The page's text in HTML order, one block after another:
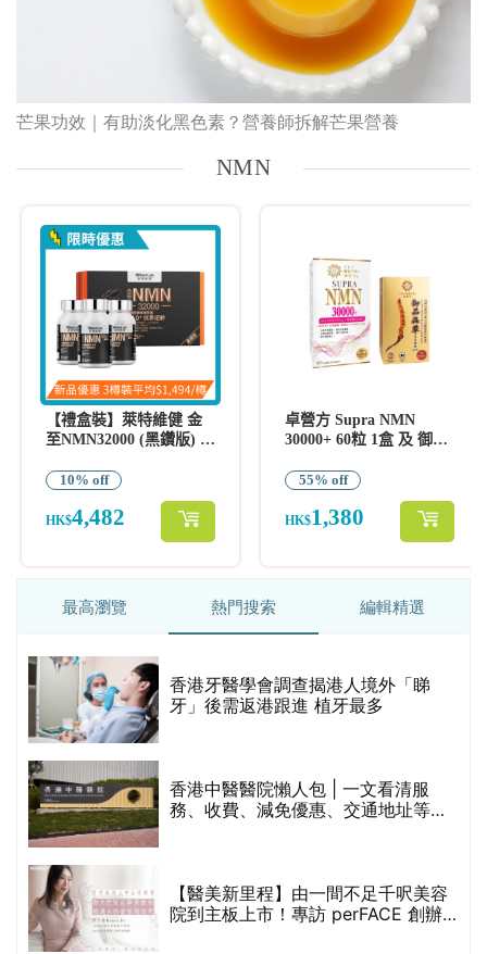
芒果功效｜有助淡化黑色素？營養師拆解芒果營養
最高瀏覽 熱門搜索 編輯精選
香港牙醫學會調查揭港人境外「睇
牙」後需返港跟進 植牙最多
香港中醫醫院懶人包 | 一文看清服
務、收費、減免優惠、交通地址等
【醫美新里程】由一間不足千呎美容
院到主板上市！專訪 perFACE 創辦